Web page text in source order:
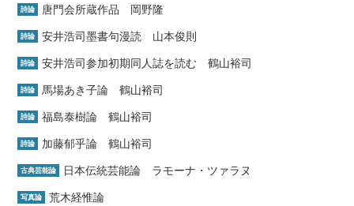
詩論 唐門会所蔵作品 岡野隆
詩論 安井浩司墨書句漫読 山本俊則
詩論 安井浩司参加初期同人誌を読む 鶴山裕司
詩論 馬場あき子論 鶴山裕司
詩論 福島泰樹論 鶴山裕司
詩論 加藤郁乎論 鶴山裕司
古典芸能論 日本伝統芸能論 ラモーナ・ツァラヌ
写真論 荒木経惟論